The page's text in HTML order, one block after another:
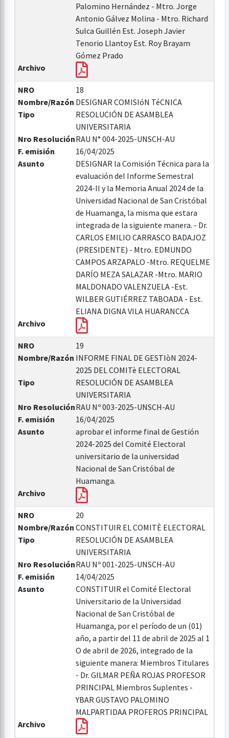
Palomino Hernández - Mtro. Jorge
Antonio Gálvez Molina - Mtro. Richard
Sulca Guillén Est. Joseph Javier
Tenorio Llantoy Est. Roy Brayam
Gómez Prado
Archivo
NRO
18
Nombre/Razón DESIGNAR COMISIóN TéCNICA
Tipo
RESOLUCIÓN DE ASAMBLEA
UNIVERSITARIA
Nro ResoluciónRAU N° 004-2025-UNSCH-AU
F. emisión
16/04/2025
Asunto
DESIGNAR la Comisión Técnica para la
evaluación del Informe Semestral
2024-II y la Memoria Anual 2024 de la
Universidad Nacional de San Cristóbal
de Huamanga, la misma que estara
integrada de la siguiente manera. - Dr.
CARLOS EMILIO CARRASCO BADAJOZ
(PRESIDENTE) - Mtro. EDMUNDO
CAMPOS ARZAPALO -Mtro. REQUELME
DARÍO MEZA SALAZAR -Mtro. MARIO
MALDONADO VALENZUELA -Est.
WILBER GUTIÉRREZ TABOADA - Est.
ELIANA DIGNA VILA HUARANCCA
Archivo
NRO
19
Nombre/Razón INFORME FINAL DE GESTIòN 2024-
2025 DEL COMITè ELECTORAL
Tipo
RESOLUCIÓN DE ASAMBLEA
UNIVERSITARIA
Nro ResoluciónRAU Nº 003-2025-UNSCH-AU
F. emisión
16/04/2025
Asunto
aprobar el informe final de Gestión
2024-2025 del Comité Electoral
universitario de la universidad
Nacional de San Cristóbal de
Huamanga.
Archivo
NRO
20
Nombre/Razón CONSTITUIR EL COMITÈ ELECTORAL
Tipo
RESOLUCIÓN DE ASAMBLEA
UNIVERSITARIA
Nro ResoluciónRAU Nº 001-2025-UNSCH-AU
F. emisión
14/04/2025
Asunto
CONSTITUIR el Comité Electoral
Universitario de la Universidad
Nacional de San Cristóbal de
Huamanga, por el período de un (01)
año, a partir del 11 de abril de 2025 al 1
O de abril de 2026, integrado de la
siguiente manera: Miembros Titulares
- Dr. GILMAR PEÑA ROJAS PROFESOR
PRINCIPAL Miembros Suplentes -
YBAR GUSTAVO PALOMINO
MALPARTIDAA PROFEROS PRINCIPAL
Archivo